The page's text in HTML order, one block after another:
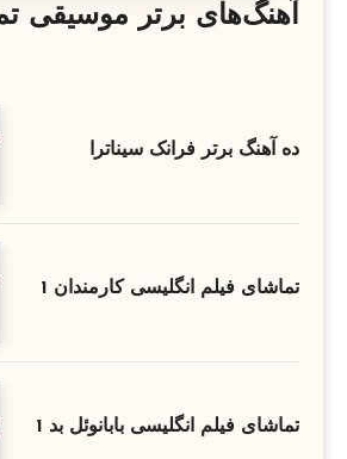
آهنگ‌های برتر موسیقی
ده آهنگ برتر فرانک سیناترا
تماشای فیلم انگلیسی کارمندان 1
تماشای فیلم انگلیسی بابانوئل بد 1